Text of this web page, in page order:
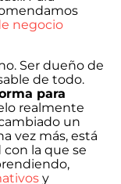
negocio
Ser dueño de
de todo.
para
realmente
un
vez más, está
la que se
y